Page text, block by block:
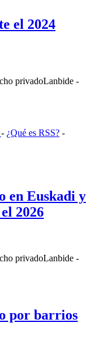
el 2024
privadoLanbide -
- ¿Qué es RSS? -
en Euskadi y
2026
privadoLanbide -
por barrios